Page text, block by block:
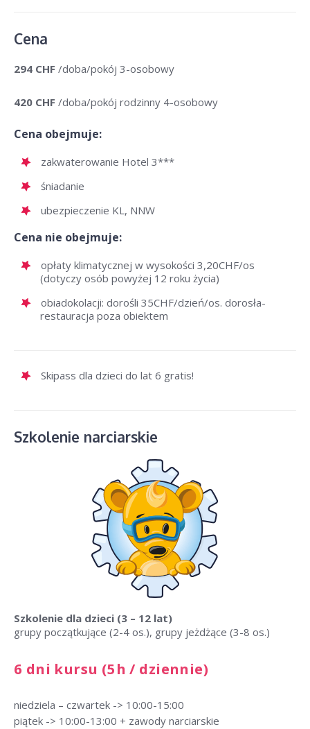
Cena
294 CHF /doba/pokój 3-osobowy
420 CHF /doba/pokój rodzinny 4-osobowy
Cena obejmuje:
zakwaterowanie Hotel 3***
śniadanie
ubezpieczenie KL, NNW
Cena nie obejmuje:
opłaty klimatycznej w wysokości 3,20CHF/os
(dotyczy osób powyżej 12 roku życia)
obiadokolacji: dorośli 35CHF/dzień/os. dorosła-
restauracja poza obiektem
Skipass dla dzieci do lat 6 gratis!
Szkolenie narciarskie
Szkolenie dla dzieci (3 – 12 lat)
grupy początkujące (2-4 os.), grupy jeżdżące (3-8 os.)
6 dni kursu (5h / dziennie)
niedziela – czwartek -> 10:00-15:00
piątek -> 10:00-13:00 + zawody narciarskie